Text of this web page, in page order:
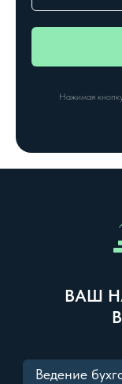
Нажимая
ВАШ
Ведение